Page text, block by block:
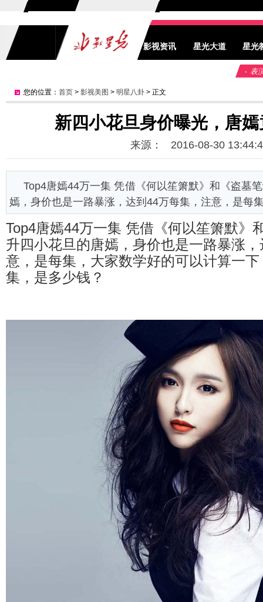
影视资讯 星光大道 星光
表
您的位置： 首页 > 影视美图 > 明星八卦 > 正文
新四小花旦身价曝光，唐
来源： 2016-08-30
Top4唐嫣44万一集 凭借《何以笙箫默》和《盗墓
嫣，身价也是一路暴涨，达到44万每集，注意，是每
Top4唐嫣44万一集 凭借《何以笙箫默》
升四小花旦的唐嫣，身价也是一路暴涨
意，是每集，大家数学好的可以计算一
集，是多少钱？